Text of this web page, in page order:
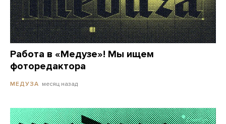
Работа в «Медузе»! Мы ищем
фоторедактора
МЕДУЗА месяц назад